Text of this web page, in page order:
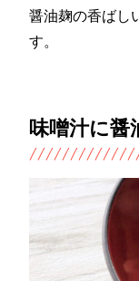
醤油麹の香ばし
す。
味噌汁に醤